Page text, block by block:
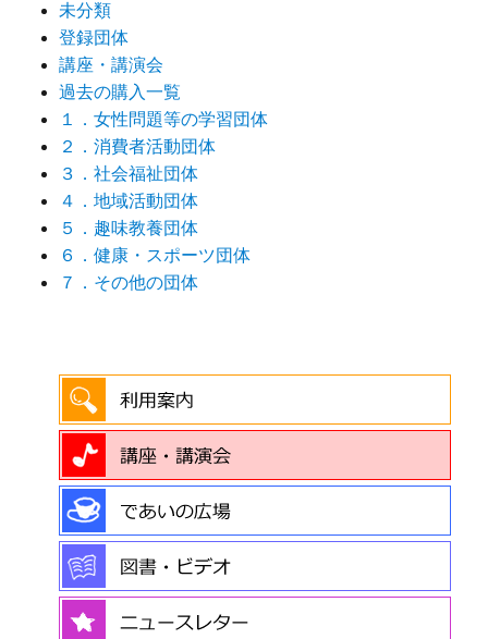
未分類
登録団体
講座・講演会
過去の購入一覧
１．女性問題等の学習団体
２．消費者活動団体
３．社会福祉団体
４．地域活動団体
５．趣味教養団体
６．健康・スポーツ団体
７．その他の団体